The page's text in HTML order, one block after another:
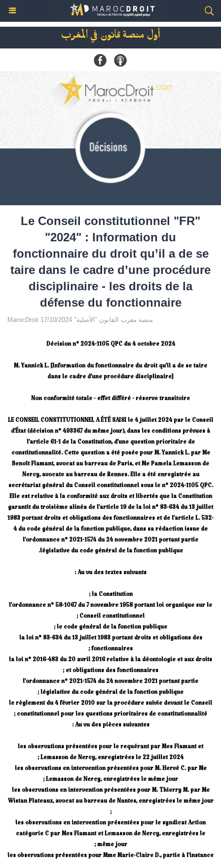
أول منصة قانون في المغرب
Le Conseil constitutionnel "FR"
"2024" : Information du
fonctionnaire du droit qu’il a de se
taire dans le cadre d’une procédure
disciplinaire - les droits de la
défense du fonctionnaire
MarocDroit منصة مغرب القانون "الأصلية" 17/10/2024
Décision n° 2024-1105 QPC du 4 octobre 2024
M. Yannick L. [Information du fonctionnaire du droit qu’il a de se taire
dans le cadre d’une procédure disciplinaire]
Non conformité totale - effet différé - réserve transitoire
LE CONSEIL CONSTITUTIONNEL A ÉTÉ SAISI le 4 juillet 2024 par le Conseil
d’État (décision n° 493367 du même jour), dans les conditions prévues à
l’article 61-1 de la Constitution, d’une question prioritaire de
constitutionnalité. Cette question a été posée pour M. Yannick L. par Me
Benoît Flamant, avocat au barreau de Paris, et Me Pamela Lemasson de
Nercy, avocate au barreau de Rennes. Elle a été enregistrée au
secrétariat général du Conseil constitutionnel sous le n° 2024-1105 QPC.
Elle est relative à la conformité aux droits et libertés que la Constitution
garantit du troisième alinéa de l’article 19 de la loi n° 83-634 du 13 juillet
1983 portant droits et obligations des fonctionnaires et de l’article L. 532-
4 du code général de la fonction publique, dans sa rédaction issue de
l’ordonnance n° 2021-1574 du 24 novembre 2021 portant partie
législative du code général de la fonction publique.
Au vu des textes suivants :
la Constitution ;
l’ordonnance n° 58-1067 du 7 novembre 1958 portant loi organique sur le
Conseil constitutionnel ;
le code général de la fonction publique ;
la loi n° 83-634 du 13 juillet 1983 portant droits et obligations des
fonctionnaires ;
la loi n° 2016-483 du 20 avril 2016 relative à la déontologie et aux droits
et obligations des fonctionnaires ;
l’ordonnance n° 2021-1574 du 24 novembre 2021 portant partie
législative du code général de la fonction publique ;
le règlement du 4 février 2010 sur la procédure suivie devant le Conseil
constitutionnel pour les questions prioritaires de constitutionnalité ;
Au vu des pièces suivantes :
les observations présentées pour le requérant par Mes Flamant et
Lemasson de Nercy, enregistrées le 22 juillet 2024 ;
les observations en intervention présentées pour M. Hervé C. par Me
Lemasson de Nercy, enregistrées le même jour ;
les observations en intervention présentées pour M. Thierry M. par Me
Wistan Plateaux, avocat au barreau de Nantes, enregistrées le même jour
;
les observations en intervention présentées pour le syndicat Action
catégorie C par Mes Flamant et Lemasson de Nercy, enregistrées le
même jour ;
les observations présentées pour Mme Marie-Claire D., partie à l’instance